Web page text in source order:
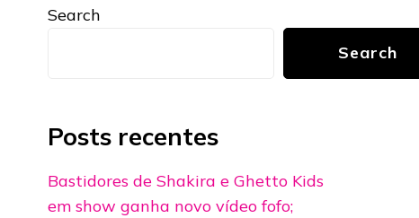
Search
Search
Posts recentes
Bastidores de Shakira e Ghetto Kids
em show ganha novo vídeo fofo;